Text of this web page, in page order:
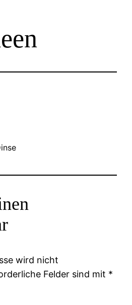
wird nicht
Felder sind mit *